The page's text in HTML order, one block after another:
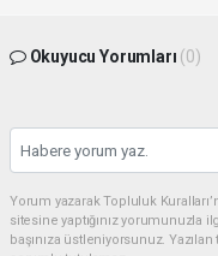
Okuyucu Yorumları (0)
Yorum yazarak Topluluk
sitesine yaptığınız yorumunuzla
başınıza üstleniyorsunuz.